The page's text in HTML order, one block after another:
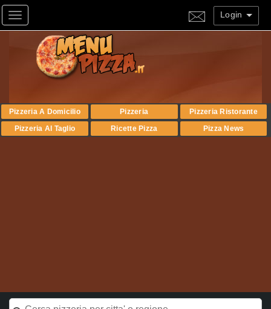
Toggle navigation Login
Pizzeria A Domicilio Pizzeria
Pizzeria Ristorante
Pizzeria Al Taglio
Ricette Pizza Pizza News